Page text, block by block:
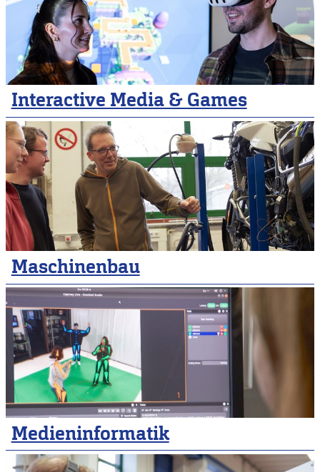
Interactive Media & Games
Maschinenbau
Medieninformatik